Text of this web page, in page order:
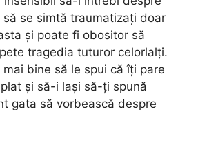
se simtă traumatizați doar
și poate fi obositor să
tragedia tuturor celorlalți.
bine să le spui că îți pare
și să-i lași să-ți spună
gata să vorbească despre